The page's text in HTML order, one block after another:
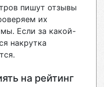
пишут отзывы
их
Если за какой-
накрутка
на рейтинг